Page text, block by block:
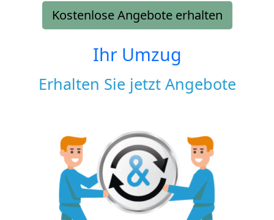
Kostenlose Angebote erhalten
Ihr Umzug
Erhalten Sie jetzt Angebote